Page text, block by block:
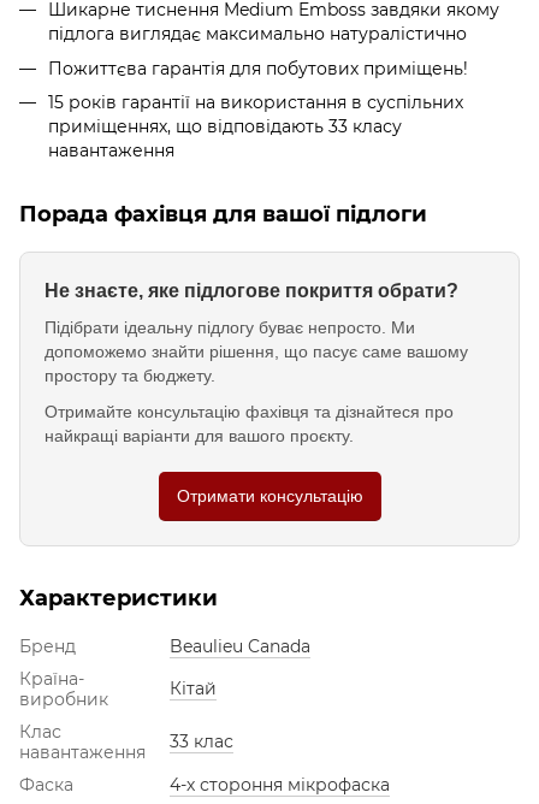
Шикарне тиснення Medium Emboss завдяки якому
підлога виглядає максимально натуралістично
Пожиттєва гарантія для побутових приміщень!
15 років гарантії на використання в суспільних
приміщеннях, що відповідають 33 класу
навантаження
Порада фахівця для вашої підлоги
Не знаєте, яке підлогове покриття обрати?
Підібрати ідеальну підлогу буває непросто. Ми
допоможемо знайти рішення, що пасує саме вашому
простору та бюджету.
Отримайте консультацію фахівця та дізнайтеся про
найкращі варіанти для вашого проєкту.
Отримати консультацію
Характеристики
Бренд
Beaulieu Canada
Країна-
виробник
Кітай
Клас
навантаження
33 клас
Фаска
4-х стороння мікрофаска